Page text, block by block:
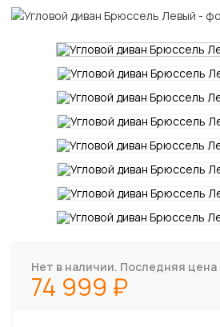
Нет в наличии. Последняя цена
74 999